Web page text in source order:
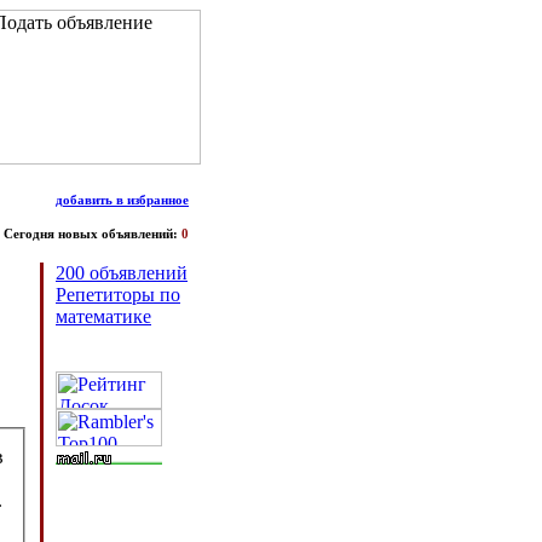
добавить в избранное
Сегодня новых объявлений: 0
200 объявлений
Репетиторы по
математике